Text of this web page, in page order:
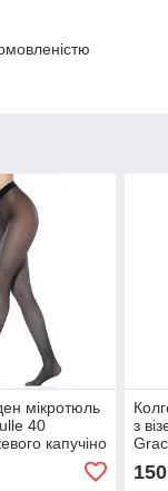
мікротюль
40
капучіно
з
2 і 3
150